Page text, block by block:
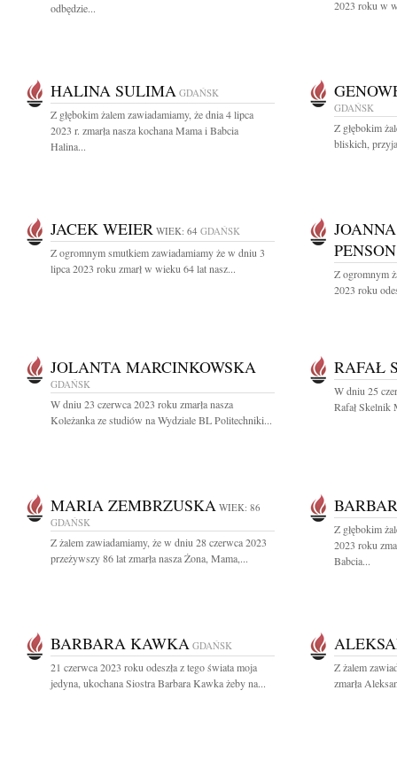
odbędzie... 2023 roku w
HALINA SULIMA GDAŃSK
Z głębokim żalem zawiadamiamy, że dnia 4 lipca
2023 r. zmarła nasza kochana Mama i Babcia
Halina...
GDAŃSK
Z głębokim
bliskich,
JACEK WEIER WIEK: 64 GDAŃSK
Z ogromnym smutkiem zawiadamiamy że w dniu 3
lipca 2023 roku zmarł w wieku 64 lat nasz...
PENSON
Z ogromnym
2023 roku
JOLANTA MARCINKOWSKA
GDAŃSK
W dniu 23 czerwca 2023 roku zmarła nasza
Koleżanka ze studiów na Wydziale BL Politechniki...
RAFAŁ
W dniu 25
Rafał Skelnik
MARIA ZEMBRZUSKA WIEK: 86
GDAŃSK
Z żalem zawiadamiamy, że w dniu 28 czerwca 2023
przeżywszy 86 lat zmarła nasza Żona, Mama,...
Z głębokim
2023 roku
Babcia...
BARBARA KAWKA GDAŃSK
21 czerwca 2023 roku odeszła z tego świata moja
jedyna, ukochana Siostra Barbara Kawka żeby na...
Z żalem
zmarła